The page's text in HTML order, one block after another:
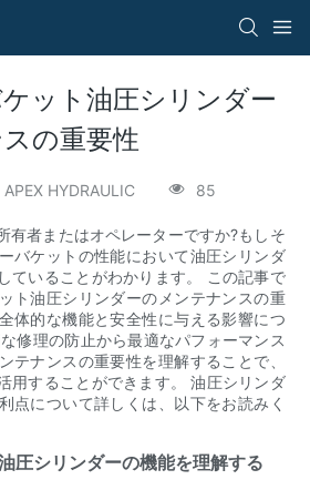
ット油圧シリンダー
の重要性
APEX HYDRAULIC 85
有者またはオペレーターですか?もしそ
バケットの性能において油圧シリンダ
ていることがわかります。 この記事で
ト油圧シリンダーのメンテナンスの重
体的な機能と安全性に与える影響につ
修理の防止から最適なパフォーマンス
テナンスの重要性を理解することで、
用することができます。 油圧シリンダ
点について詳しくは、以下をお読みく
圧シリンダーの機能を理解する